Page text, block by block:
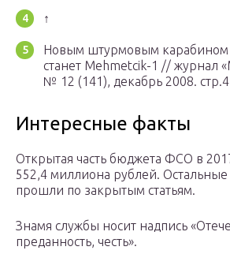
↑
Новым штурмовым карабином
станет Mehmetcik-1 // журнал
№ 12 (141), декабрь 2008. стр.4
Интересные факты
Открытая часть бюджета ФСО в
552,4 миллиона рублей. Остальные
прошли по закрытым статьям.
Знамя службы носит надпись
преданность, честь».